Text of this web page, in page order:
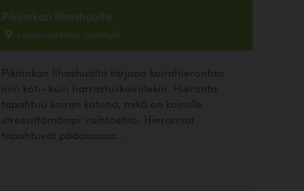
Pikinokan lihashuolto
Laajavuorentie, Jyväskylä
Pikinokan lihashuolto tarjoaa koirahierontaa
niin koti- kuin harrastuskoirillekin. Hieronta
tapahtuu koiran kotona, mikä on koiralle
stressittömämpi vaihtoehto. Hieronnat
tapahtuvat pääasiassa...